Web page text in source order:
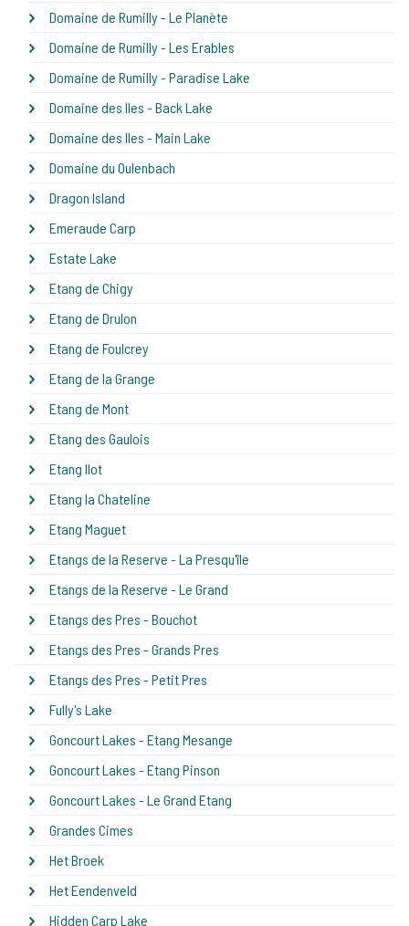
Domaine de Rumilly - Le Planète
Domaine de Rumilly - Les Erables
Domaine de Rumilly - Paradise Lake
Domaine des Iles - Back Lake
Domaine des Iles - Main Lake
Domaine du Oulenbach
Dragon Island
Emeraude Carp
Estate Lake
Etang de Chigy
Etang de Drulon
Etang de Foulcrey
Etang de la Grange
Etang de Mont
Etang des Gaulois
Etang Ilot
Etang la Chateline
Etang Maguet
Etangs de la Reserve - La Presqu'île
Etangs de la Reserve - Le Grand
Etangs des Pres - Bouchot
Etangs des Pres - Grands Pres
Etangs des Pres - Petit Pres
Fully's Lake
Goncourt Lakes - Etang Mesange
Goncourt Lakes - Etang Pinson
Goncourt Lakes - Le Grand Etang
Grandes Cimes
Het Broek
Het Eendenveld
Hidden Carp Lake